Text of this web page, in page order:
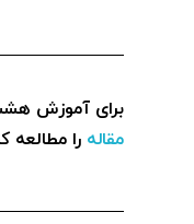
برای آموزش
مقاله را مطالعه